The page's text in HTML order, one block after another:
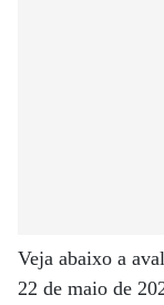
Veja abaixo a
22 de maio de